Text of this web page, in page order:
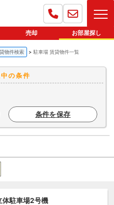
売却 お部屋探し
物件検索 駐車場 賃貸物件一覧
の条件
条件を保存
体駐車場2号機